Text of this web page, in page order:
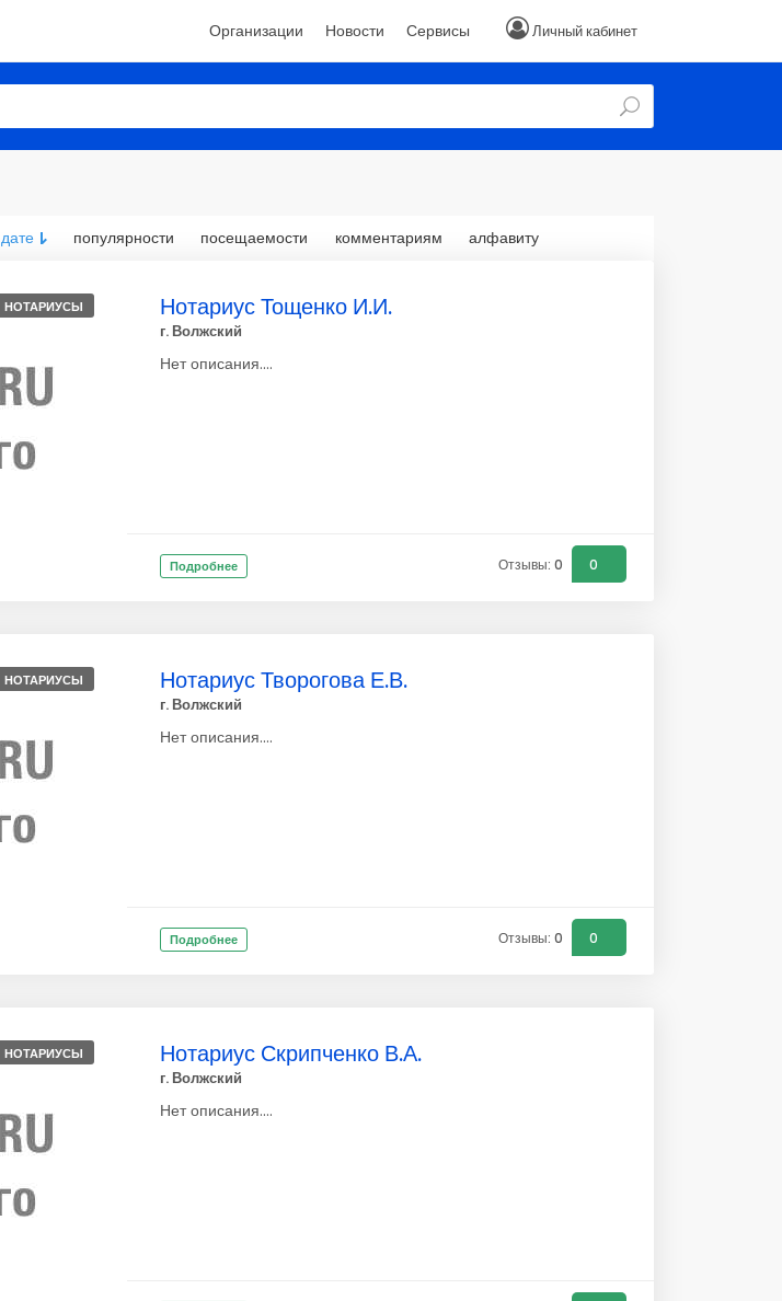
Личный кабинет
Организации Новости Сервисы
дате популярности посещаемости комментариям алфавиту
НОТАРИУСЫ Нотариус Тощенко И.И.
г. Волжский
Нет описания....
Подробнее Отзывы: 0 0
НОТАРИУСЫ Нотариус Творогова Е.В.
г. Волжский
Нет описания....
Подробнее Отзывы: 0 0
НОТАРИУСЫ Нотариус Скрипченко В.А.
г. Волжский
Нет описания....